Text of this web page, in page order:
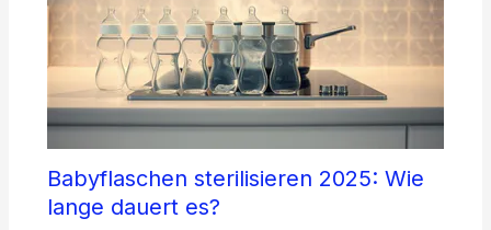
Babyflaschen sterilisieren 2025: Wie
lange dauert es?